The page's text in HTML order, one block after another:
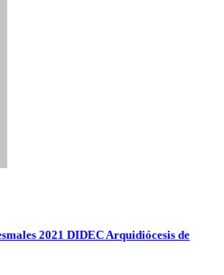
2021 DIDEC Arquidiócesis de